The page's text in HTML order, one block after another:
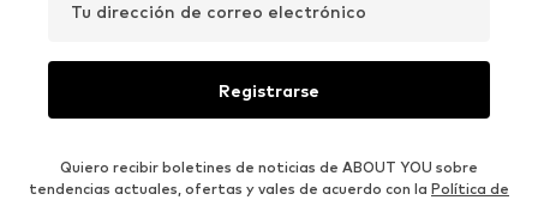
Tu dirección de correo electrónico
Registrarse
Quiero recibir boletines de noticias de ABOUT YOU sobre
tendencias actuales, ofertas y vales de acuerdo con la Política de